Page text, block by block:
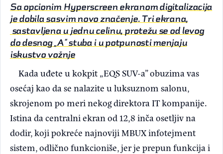
Sa opcionim Hyperscreen ekranom digitalizacija
je dobila sasvim novo značenje. Tri ekrana,
sastavljena u jednu celinu, protežu se od levog
do desnog „A“ stuba i u potpunosti menjaju
iskustvo vožnje
Kada uđete u kokpit „EQS SUV-a” obuzima vas
osećaj kao da se nalazite u luksuznom salonu,
skrojenom po meri nekog direktora IT kompanije.
Istina da centralni ekran od 12,8 inča osetljiv na
dodir, koji pokreće najnoviji MBUX infotejment
sistem, odlično funkcioniše, jer je prepun funkcija i